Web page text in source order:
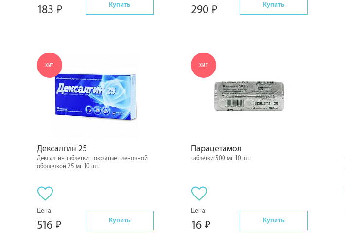
183 Купить 290 Купить
ХИТ
Дексалгин 25
Дексалгин таблетки покрытые пленочной
оболочкой 25 мг 10 шт.
Цена:
516 Купить
ХИТ
Парацетамол
таблетки 500 мг 10 шт.
Цена:
16 Купить